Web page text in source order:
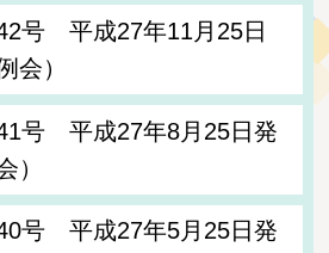
号 平成27年11月25日
会）
号 平成27年8月25日発
）
号 平成27年5月25日発